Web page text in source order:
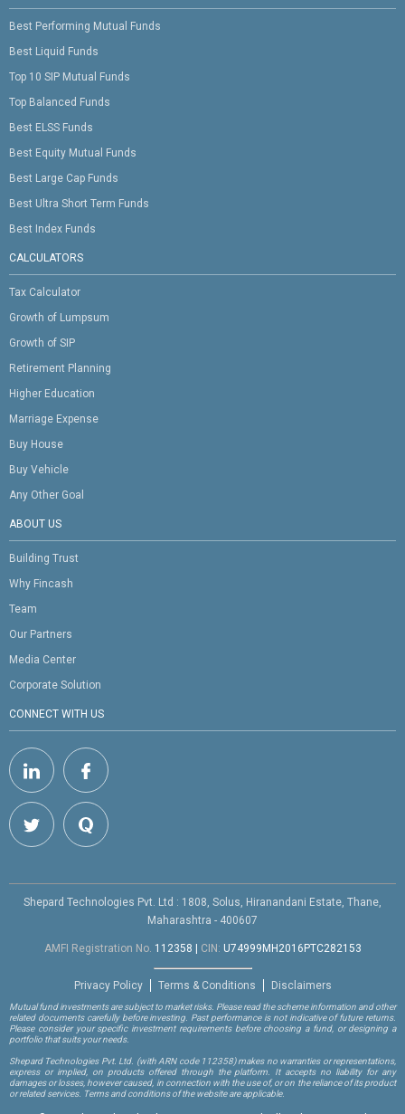
Best Performing Mutual Funds
Best Liquid Funds
Top 10 SIP Mutual Funds
Top Balanced Funds
Best ELSS Funds
Best Equity Mutual Funds
Best Large Cap Funds
Best Ultra Short Term Funds
Best Index Funds
CALCULATORS
Tax Calculator
Growth of Lumpsum
Growth of SIP
Retirement Planning
Higher Education
Marriage Expense
Buy House
Buy Vehicle
Any Other Goal
ABOUT US
Building Trust
Why Fincash
Team
Our Partners
Media Center
Corporate Solution
CONNECT WITH US
Shepard Technologies Pvt. Ltd : 1808, Solus, Hiranandani Estate, Thane,
Maharashtra - 400607
AMFI Registration No. 112358 CIN: U74999MH2016PTC282153
Privacy Policy Terms & Conditions Disclaimers
Mutual fund investments are subject to market risks. Please read the scheme information and other
related documents carefully before investing. Past performance is not indicative of future returns.
Please consider your specific investment requirements before choosing a fund, or designing a
portfolio that suits your needs.
Shepard Technologies Pvt. Ltd. (with ARN code 112358)makes no warranties or representations,
express or implied, on products offered through the platform. It accepts no liability for any
damages or losses, however caused, in connection with the use of, or on the reliance of its product
or related services. Terms and conditions of the website are applicable.